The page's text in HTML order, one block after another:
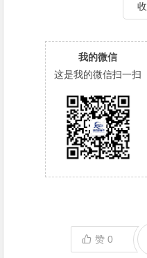
收
我的微信
这是我的微信扫一扫
赞0